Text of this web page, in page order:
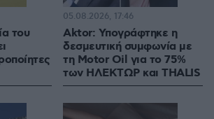
του
Aktor: Υπογράφτηκε η
δεσμευτική συμφωνία με
τη Motor Oil για το 75%
των ΗΛΕΚΤΩΡ και THALIS
05.08.2026, 17:46